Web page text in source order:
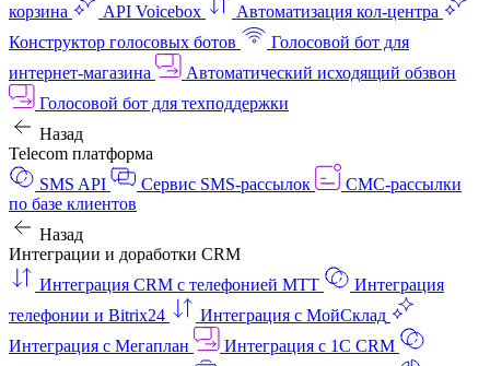
корзина
API Voicebox
Автоматизация кол‑центра
Конструктор голосовых ботов
Голосовой бот для
интернет‑магазина
Автоматический исходящий обзвон
Голосовой бот для техподдержки
Назад
Telecom платформа
SMS API
Сервис SMS-рассылок
СМС-рассылки
по базе клиентов
Назад
Интеграции и доработки CRM
Интеграция CRM с телефонией МТТ
Интеграция
телефонии и Bitrix24
Интеграция с МойСклад
Интеграция с Мегаплан
Интеграция с 1C CRM